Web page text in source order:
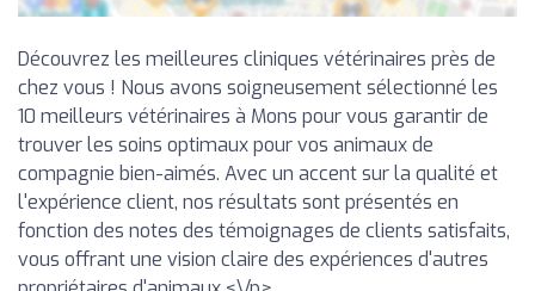
Découvrez les meilleures cliniques vétérinaires près de
chez vous ! Nous avons soigneusement sélectionné les
10 meilleurs vétérinaires à Mons pour vous garantir de
trouver les soins optimaux pour vos animaux de
compagnie bien-aimés. Avec un accent sur la qualité et
l'expérience client, nos résultats sont présentés en
fonction des notes des témoignages de clients satisfaits,
vous offrant une vision claire des expériences d'autres